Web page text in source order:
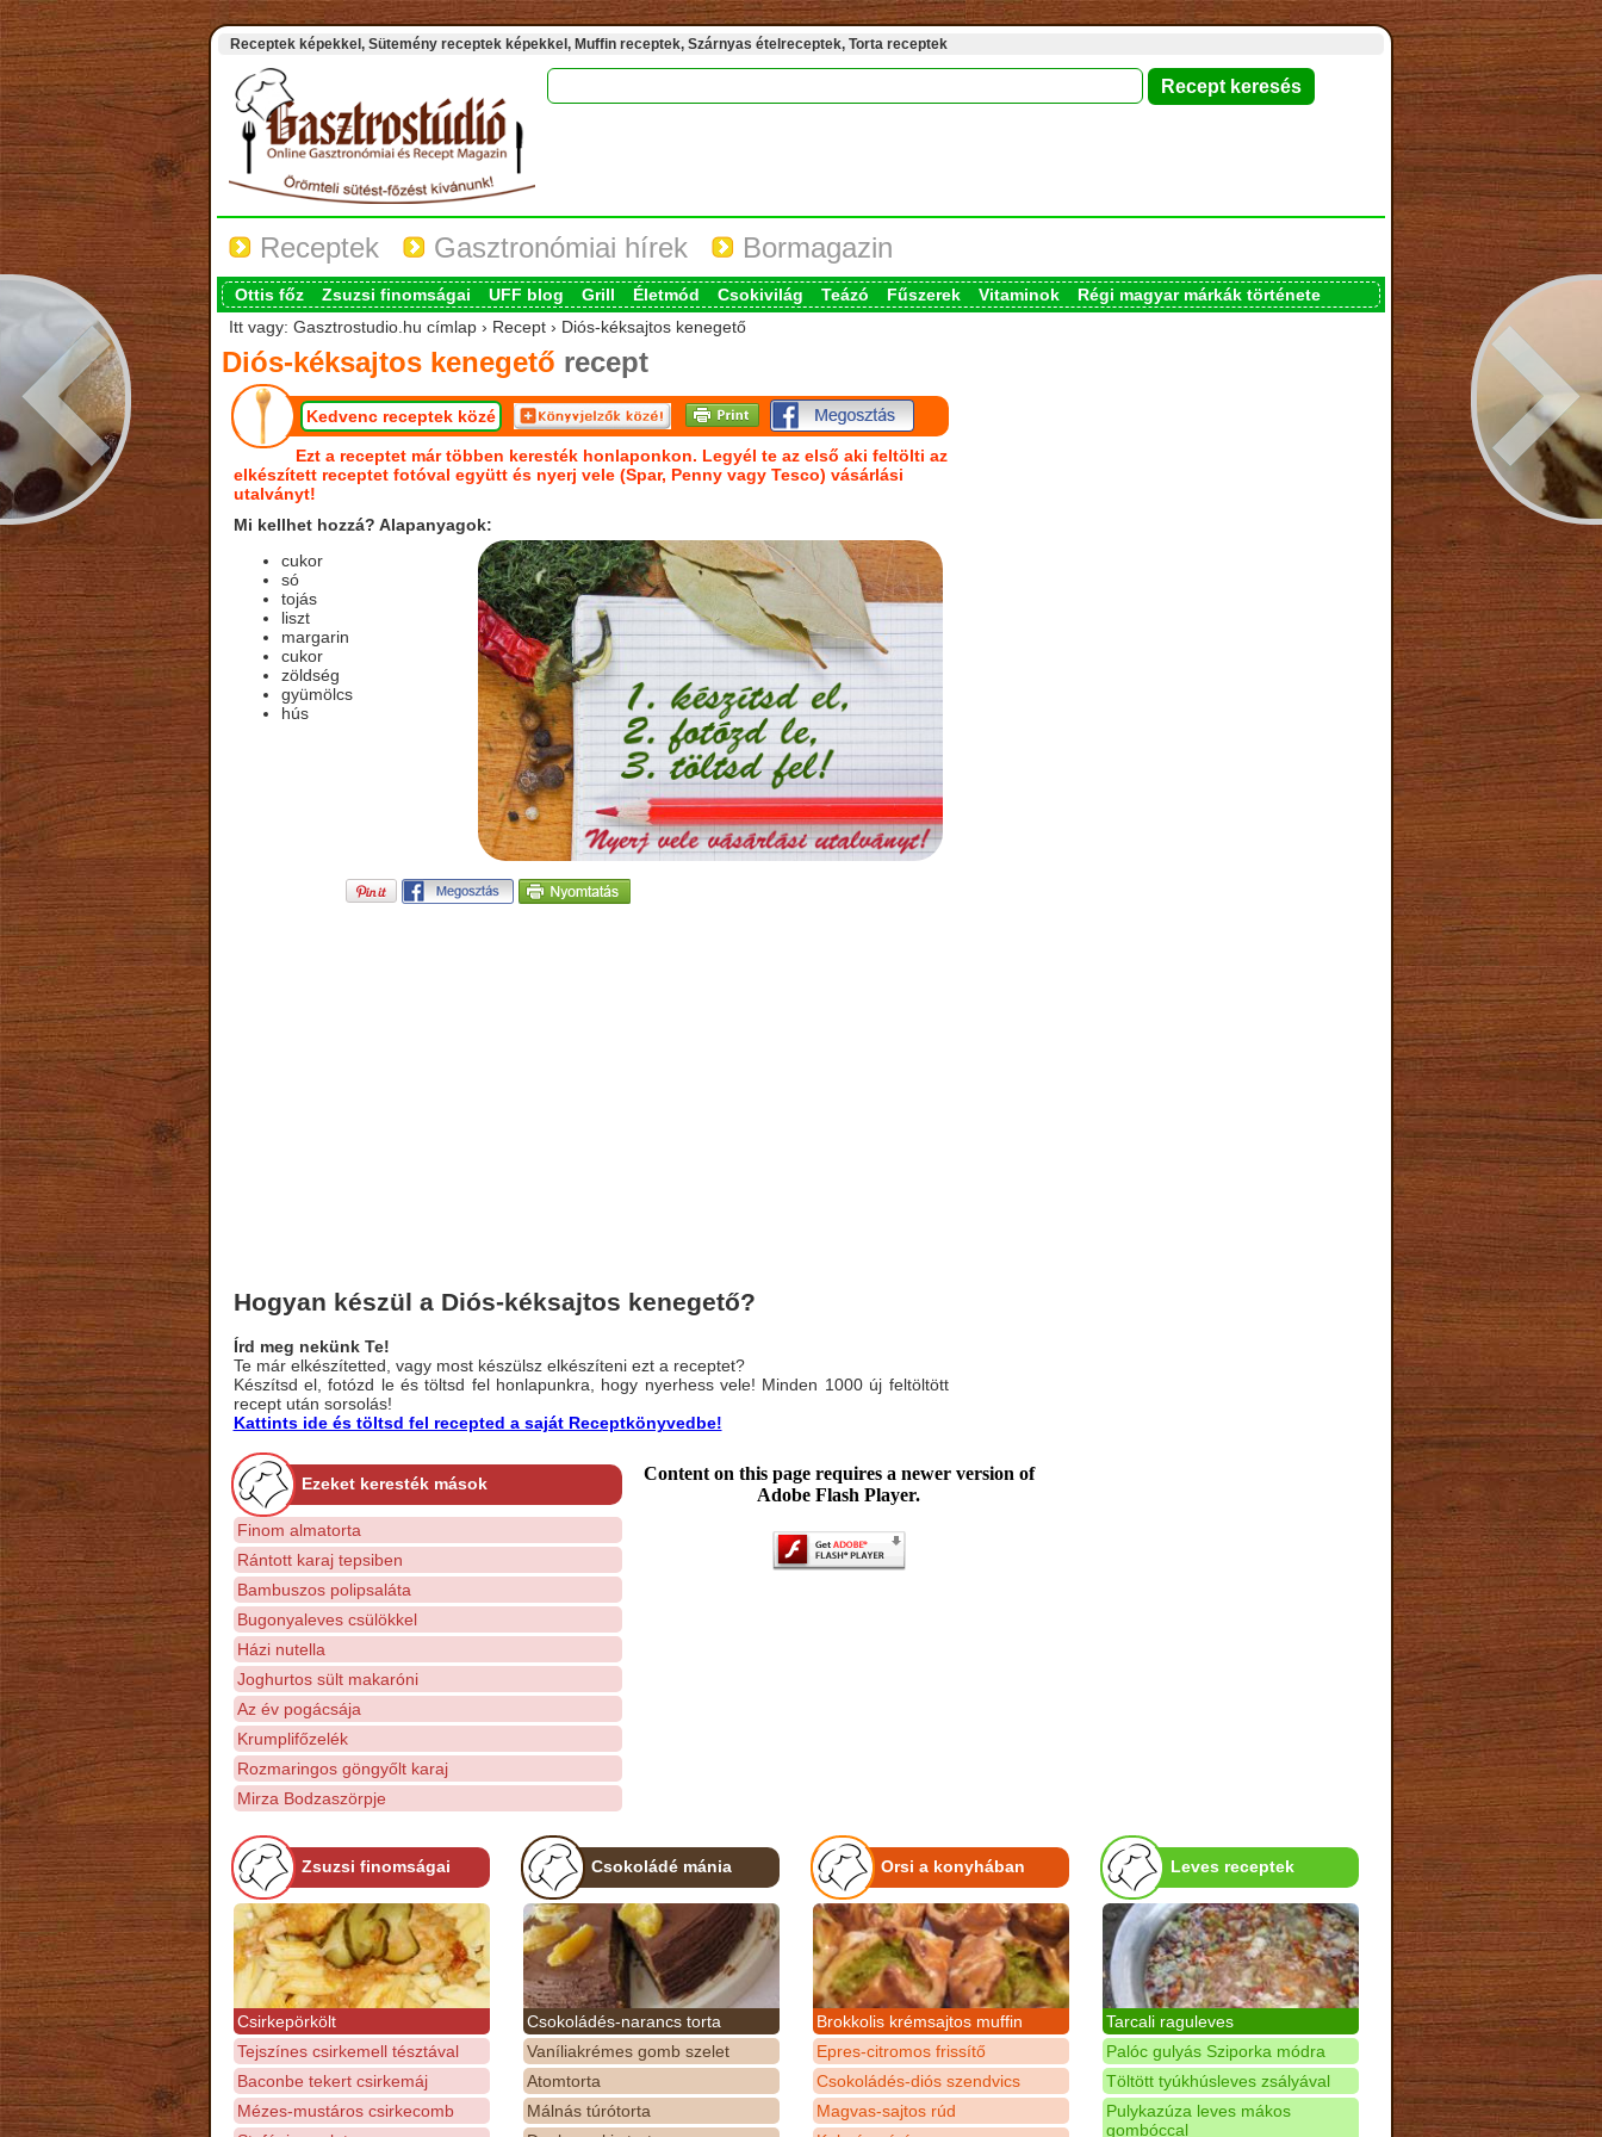
Receptek képekkel, Sütemény receptek képekkel, Muffin receptek, Szárnyas ételreceptek, Torta receptek
Receptek Gasztronómiai hírek Bormagazin
Ottis főz Zsuzsi finomságai UFF blog Grill Életmód Csokivilág Teázó Fűszerek Vitaminok
Régi magyar márkák története
Itt vagy: Gasztrostudio.hu címlap › Recept › Diós-kéksajtos kenegető
Diós-kéksajtos kenegető recept
Kedvenc receptek közé
Ezt a receptet már többen keresték honlaponkon. Legyél te az első aki feltölti az
elkészített receptet fotóval együtt és nyerj vele (Spar, Penny vagy Tesco) vásárlási
utalványt!
Mi kellhet hozzá? Alapanyagok:
cukor
só
tojás
liszt
margarin
cukor
zöldség
gyümölcs
hús
Hogyan készül a Diós-kéksajtos kenegető?
Írd meg nekünk Te!
Te már elkészítetted, vagy most készülsz elkészíteni ezt a receptet?
Készítsd el, fotózd le és töltsd fel honlapunkra, hogy nyerhess vele! Minden 1000 új feltöltött
recept után sorsolás!
Kattints ide és töltsd fel recepted a saját Receptkönyvedbe!
Ezeket keresték mások
Finom almatorta
Rántott karaj tepsiben
Bambuszos polipsaláta
Bugonyaleves csülökkel
Házi nutella
Joghurtos sült makaróni
Az év pogácsája
Krumplifőzelék
Rozmaringos göngyőlt karaj
Mirza Bodzaszörpje
Content on this page requires a newer version of
Adobe Flash Player.
Zsuzsi finomságai
Csirkepörkölt
Tejszínes csirkemell tésztával
Baconbe tekert csirkemáj
Mézes-mustáros csirkecomb
Csokoládé mánia
Csokoládés-narancs torta
Vaníliakrémes gomb szelet
Atomtorta
Málnás túrótorta
Orsi a konyhában
Brokkolis krémsajtos muffin
Epres-citromos frissítő
Csokoládés-diós szendvics
Magvas-sajtos rúd
Leves receptek
Tarcali raguleves
Palóc gulyás Sziporka módra
Töltött tyúkhúsleves zsályával
Pulykazúza leves mákos
gombóccal